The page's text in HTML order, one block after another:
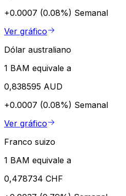
+0.0007 (0.08%) Semanal
Ver gráfico
Dólar australiano
1 BAM equivale a
0,838595 AUD
+0.0007 (0.08%) Semanal
Ver gráfico
Franco suizo
1 BAM equivale a
0,478734 CHF